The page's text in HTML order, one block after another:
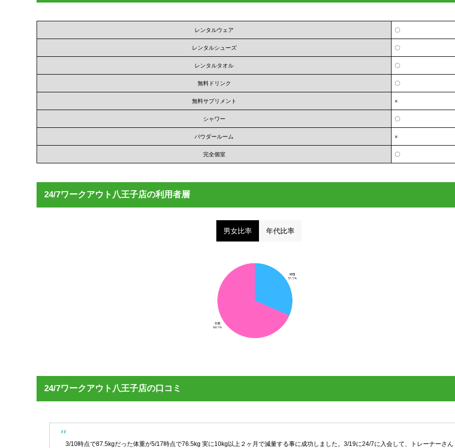
レンタルウェア 〇
レンタルシューズ 〇
レンタルタオル 〇
無料ドリンク 〇
無料サプリメント ×
シャワー 〇
パウダールーム ×
完全個室 〇
24/7ワークアウト八王子店の利用者層
男女比率 年代比率
24/7ワークアウト八王子店の口コミ
3/10時点で87.5kgだった体重が5/17時点で76.5kg 実に10kg以上２ヶ月で減量する事に成功しました。3/19に24/7に入会して、トレーナーさん